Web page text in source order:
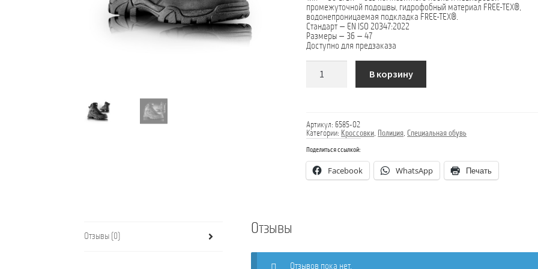
промежуточной подошвы, гидрофобный материал FREE-TEX®,
водонепроницаемая подкладка FREE-TEX®.
Стандарт — EN ISO 20347:2022
Размеры — 36 — 47
Доступно для предзаказа
товара
В корзину
Артикул:6585-O2
Категории: Кроссовки, Полиция,Специальная обувь
Поделиться ссылкой:
Facebook WhatsApp Печать
Отзывы (0) Отзывы
Отзывов пока нет.